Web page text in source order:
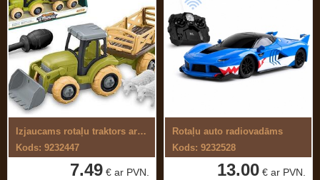
Izjaucams rotaļu traktors ar piekabi
Kods: 9232447
7.49 € ar PVN.
Rotaļu auto radiovadāms
Kods: 9232528
13.00 € ar PVN.